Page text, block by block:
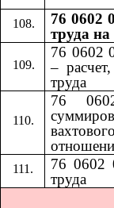
76 0602
труда
76 0602
–
труда
76
76 0602
труда